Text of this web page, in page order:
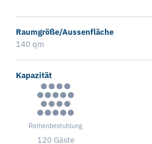
Raumgröße/Aussenfläche
140 qm
Kapazität
Reihenbestuhlung
120 Gäste